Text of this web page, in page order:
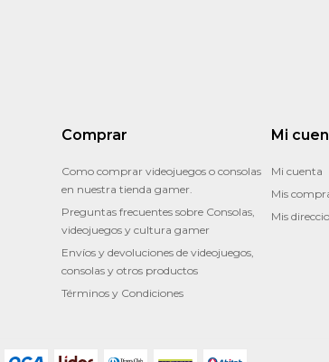
Comprar
Como comprar videojuegos o consolas
en nuestra tienda gamer.
Preguntas frecuentes sobre Consolas,
videojuegos y cultura gamer
Envíos y devoluciones de videojuegos,
consolas y otros productos
Términos y Condiciones
Mi
Mi cuenta
Mis
Mis